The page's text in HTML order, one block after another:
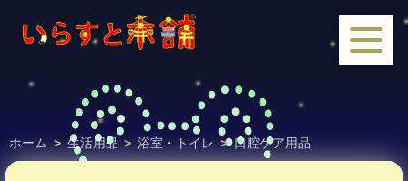
ホーム > 生活用品 > 浴室・トイレ > 口腔ケア用品